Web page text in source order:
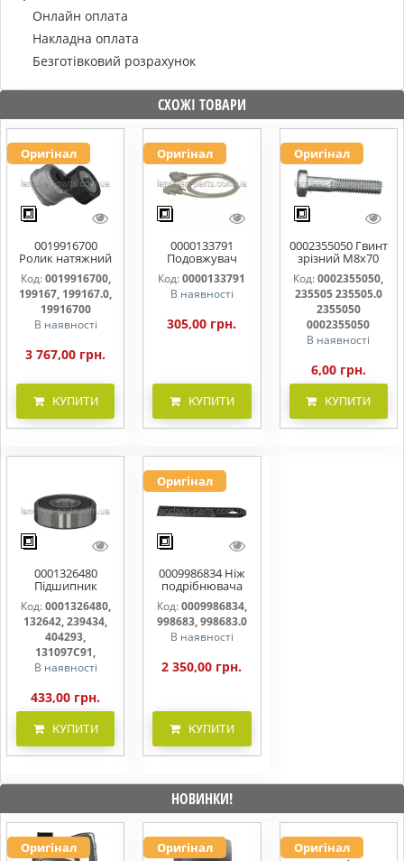
Онлайн оплата
Накладна оплата
Безготівковий розрахунок
СХОЖІ ТОВАРИ
Оригінал
0019916700
Ролик натяжний
ременя
Код:0019916700,
199167, 199167.0,
19916700
В наявності
3 767,00 грн.
КУПИТИ
Оригінал
0000133791
Подовжувач
кабеля
Код: 0000133791
В наявності
305,00 грн.
КУПИТИ
Оригінал
0002355050 Гвинт
зрізний M8x70
10.9 прес-
підбирача
Код:0002355050,
235505 235505.0
2355050
0002355050
В наявності
6,00 грн.
КУПИТИ
0001326480
Підшипник
кульковий
Код:0001326480,
132642, 239434,
404293,
131097C91,
В наявності
433,00 грн.
КУПИТИ
Оригінал
0009986834 Ніж
подрібнювача
жниварки Claas
Conspeed
Код:0009986834,
998683, 998683.0
В наявності
2 350,00 грн.
КУПИТИ
НОВИНКИ!
Оригінал Оригінал Оригінал